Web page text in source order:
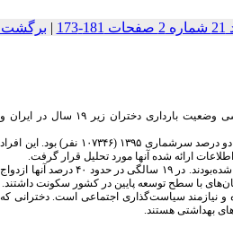
| برگشت
بارداری در سنین پایین، به عنوان بارداری پرخطر هم برای مادر و هم فرزند در نظر گرفته می‌شود، لذا این مطالعه با هدف بررسی وضعیت بارداری دختران زیر ۱۹ سال در ایران و
این مطالعه کمی، به صورت تحلیل ثانویه اجرا شد. جامعه آماری شامل دختران ۱۰ تا ۱۹ ساله‌ی کشور ایران حاضر در نمونه‌گیری دو درصد سرشماری ۱۳۹۵ (۱۰۷۳۴۶ نفر) بود. این افراد
ارائه شده آنها مورد تحلیل قرار گرفت.
تا قبل از ۱۴ سالگی اکثر دختران (۹۶ درصد) ازدواج نکرده بودند. در ۱۵ سالگی ۷ درصد دختران ازدواج کرده و یک درصدشان فرزنددار شده‌بودند. در ۱۹ سالگی در حدود ۴۰ درصد آنها ازدواج
و نیازمند سیاست‌گذاری اجتماعی است. دخترانی که
بهداشتی هستند.